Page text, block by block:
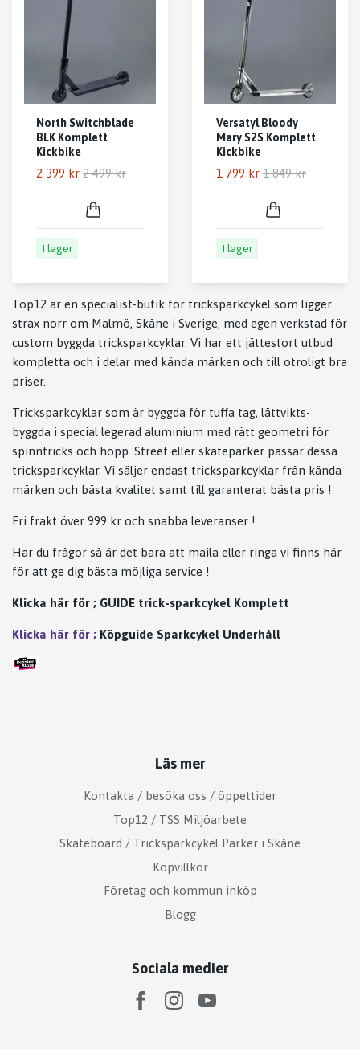
North Switchblade
BLK Komplett
Kickbike
2 399 kr 2 499 kr
I lager
Versatyl Bloody
Mary S2S Komplett
Kickbike
1 799 kr 1 849 kr
I lager
Top12 är en specialist-butik för tricksparkcykel som ligger
strax norr om Malmö, Skåne i Sverige, med egen verkstad för
custom byggda tricksparkcyklar. Vi har ett jättestort utbud
kompletta och i delar med kända märken och till otroligt bra
priser.
Tricksparkcyklar som är byggda för tuffa tag, lättvikts-
byggda i special legerad aluminium med rätt geometri för
spinntricks och hopp. Street eller skateparker passar dessa
tricksparkcyklar. Vi säljer endast tricksparkcyklar från kända
märken och bästa kvalitet samt till garanterat bästa pris !
Fri frakt över 999 kr och snabba leveranser !
Har du frågor så är det bara att maila eller ringa vi finns här
för att ge dig bästa möjliga service !
Klicka här för ; GUIDE trick-sparkcykel Komplett
Klicka här för ; Köpguide Sparkcykel Underhåll
Läs mer
Kontakta / besöka oss / öppettider
Top12 / TSS Miljöarbete
Skateboard / Tricksparkcykel Parker i Skåne
Köpvillkor
Företag och kommun inköp
Blogg
Sociala medier